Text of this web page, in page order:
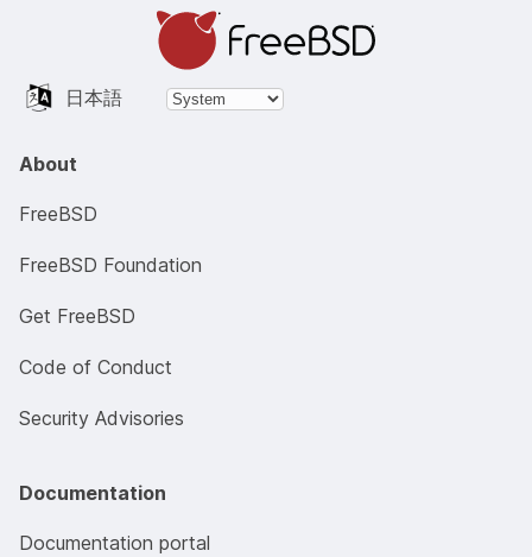
日本語
About
FreeBSD
FreeBSD Foundation
Get FreeBSD
Code of Conduct
Security Advisories
Documentation
Documentation portal